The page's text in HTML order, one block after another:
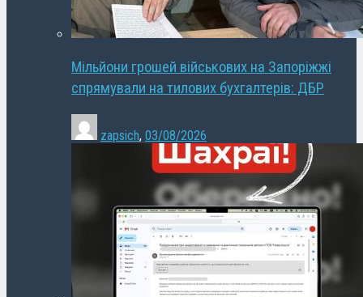
Мільйони грошей військових на Запоріжжі
спрямували на тилових бухгалтерів: ДБР
zapsich, 03/08/2026